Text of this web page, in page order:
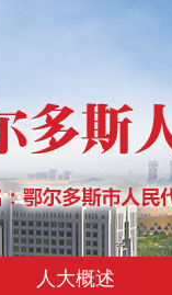
人大概述